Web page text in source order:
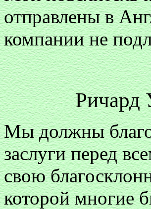
отправлены в
компании не
Ричард
Мы должны
заслуги перед
свою
которой многие